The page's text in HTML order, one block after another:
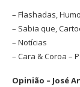
– Flashadas,
– Sabia que,
– Notícias
– Cara & Coroa –
Opinião – José